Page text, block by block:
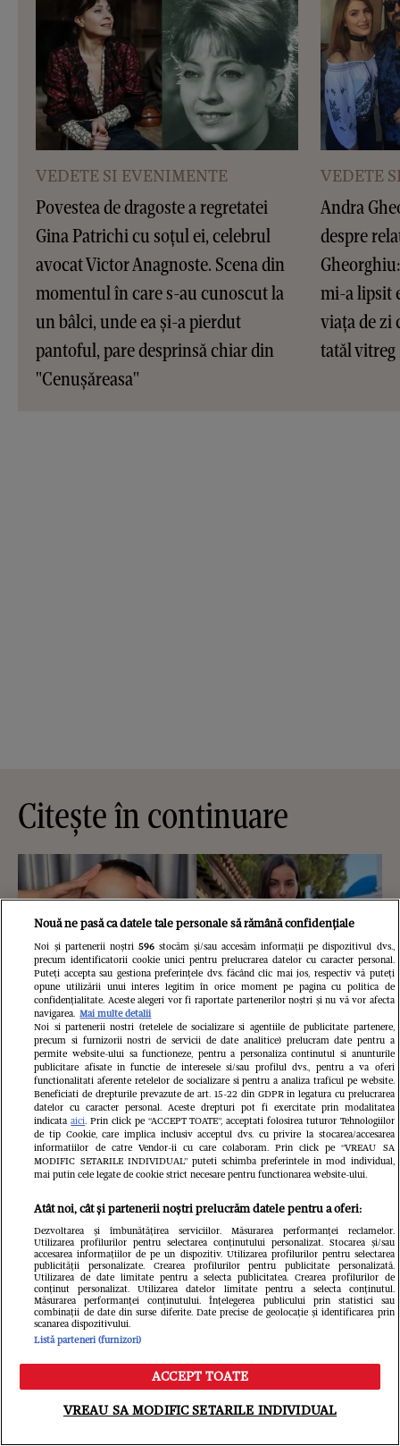
VEDETE SI EVENIMENTE
Povestea de dragoste a regretatei
Gina Patrichi cu soțul ei, celebrul
avocat Victor Anagnoste. Scena din
momentul în care s-au cunoscut la
un bâlci, unde ea și-a pierdut
pantoful, pare desprinsă chiar din
"Cenușăreasa"
VEDETE
Andra
despre
mi-a lipsit
viața de zi
tatăl vitreg
Citește în continuare
Cine este Andreea Străvoiu. Acum
prezintă ROventura, la Kanal D, dar
Bravo, ai stil!: "Sunt ambițioasă și
foarte disciplinată"
Meniu Caută
Nouă ne pasă ca datele tale personale să rămână confidențiale
Noi și partenerii noștri 596stocăm și/sau accesăm informații pe dispozitivul dvs.,
precum identificatorii cookie unici pentru prelucrarea datelor cu caracter personal.
Puteți accepta sau gestiona preferințele dvs. făcând clic mai jos, respectiv vă puteți
opune utilizării unui interes legitim în orice moment pe pagina cu politica de
confidențialitate. Aceste alegeri vor fi raportate partenerilor noștri și nu vă vor afecta
navigarea. Mai multe detalii
Noi si partenerii nostri (retelele de socializare si agentiile de publicitate partenere,
precum si furnizorii nostri de servicii de date analitice) prelucram date pentru a
permite website-ului sa functioneze, pentru a personaliza continutul si anunturile
publicitare afisate in functie de interesele si/sau profilul dvs., pentru a va oferi
functionalitati aferente retelelor de socializare si pentru a analiza traficul pe website.
Beneficiati de drepturile prevazute de art. 15-22 din GDPR in legatura cu prelucrarea
datelor cu caracter personal. Aceste drepturi pot fi exercitate prin modalitatea
indicataaici. Prin click pe “ACCEPT TOATE”, acceptati folosirea tuturor Tehnologiilor
de tip Cookie, care implica inclusiv acceptul dvs. cu privire la stocarea/accesarea
informatiilor de catre Vendor-ii cu care colaboram. Prin click pe “VREAU SA
MODIFIC SETARILE INDIVIDUAL” puteti schimba preferintele in mod individual,
mai putin cele legate de cookie strict necesare pentru functionarea website-ului.
Atât noi, cât și partenerii noștri prelucrăm datele pentru a oferi:
Dezvoltarea și îmbunătățirea serviciilor. Măsurarea performanței reclamelor.
Utilizarea profilurilor pentru selectarea conținutului personalizat. Stocarea și/sau
accesarea informațiilor de pe un dispozitiv. Utilizarea profilurilor pentru selectarea
publicității personalizate. Crearea profilurilor pentru publicitate personalizată.
Utilizarea de date limitate pentru a selecta publicitatea. Crearea profilurilor de
conținut personalizat. Utilizarea datelor limitate pentru a selecta conținutul.
Măsurarea performanței conținutului. Înțelegerea publicului prin statistici sau
combinații de date din surse diferite. Date precise de geolocație și identificarea prin
scanarea dispozitivului.
Listă parteneri (furnizori)
ACCEPT TOATE
VREAU SA MODIFIC SETARILE INDIVIDUAL